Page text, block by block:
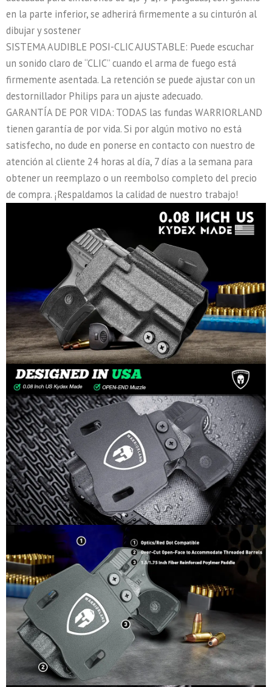
en la parte inferior, se adherirá firmemente a su cinturón al
dibujar y sostener
SISTEMA AUDIBLE POSI-CLIC AJUSTABLE: Puede escuchar
un sonido claro de “CLIC” cuando el arma de fuego está
firmemente asentada. La retención se puede ajustar con un
destornillador Philips para un ajuste adecuado.
GARANTÍA DE POR VIDA: TODAS las fundas WARRIORLAND
tienen garantía de por vida. Si por algún motivo no está
satisfecho, no dude en ponerse en contacto con nuestro de
atención al cliente 24 horas al día, 7 días a la semana para
obtener un reemplazo o un reembolso completo del precio
de compra. ¡Respaldamos la calidad de nuestro trabajo!